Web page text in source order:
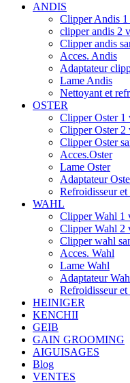
ANDIS
Clipper Andis 1
clipper andis 2
Clipper andis
Acces. Andis
Adaptateur
Lame Andis
Nettoyant et
OSTER
Clipper Oster 1
Clipper Oster 2
Clipper Oster
Acces.Oster
Lame Oster
Adaptateur
Refroidisseur
WAHL
Clipper Wahl 1
Clipper Wahl 2
Clipper wahl
Acces. Wahl
Lame Wahl
Adaptateur
Refroidisseur
HEINIGER
KENCHII
GEIB
GAIN GROOMING
AIGUISAGES
Blog
VENTES